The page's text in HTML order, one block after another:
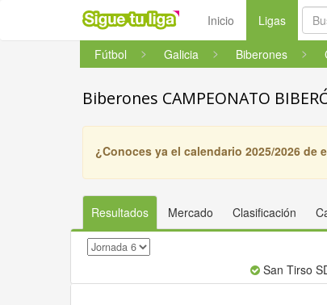
Inicio Ligas
Fútbol Galicia Biberones
Biberones CAMPEONATO
¿Conoces ya el calendario 2025/2026 de
Resultados Mercado Clasificación
San Tirso